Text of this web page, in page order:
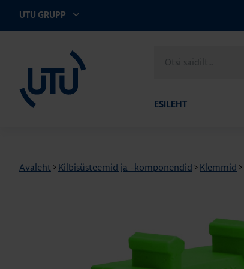
UTU GRUPP
saidilt
ESILEHT
Avaleht > Kilbisüsteemid ja -komponendid > Klemmid >